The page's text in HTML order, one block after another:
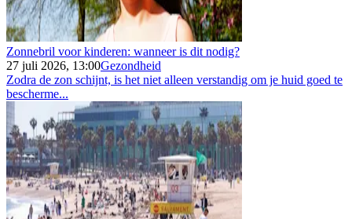
Zonnebril voor kinderen: wanneer is dit nodig?
27 juli 2026, 13:00Gezondheid
Zodra de zon schijnt, is het niet alleen verstandig om je huid goed te
bescherme...